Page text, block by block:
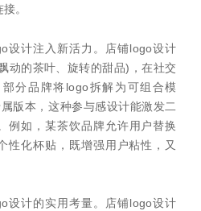
。
计注入新活力。店铺logo设计
动的茶叶、旋转的甜品)，在社交
分品牌将logo拆解为可组合模
版本，这种参与感设计能激发二
例如，某茶饮品牌允许用户替换
性化杯贴，既增强用户粘性，又
计的实用考量。店铺logo设计